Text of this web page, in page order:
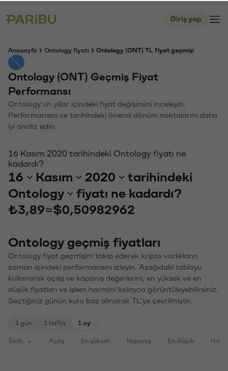
Giriş yap
Anasayfa Ontology fiyatı Ontology (ONT) TL fiyat geçmişi
Ontology (ONT) Geçmiş Fiyat
Performansı
Ontology'un yıllar içindeki fiyat değişimini inceleyin.
Performansını ve tarihindeki önemli dönüm noktalarını daha
iyi analiz edin.
16 Kasım 2020 tarihindeki Ontology fiyatı ne
kadardı?
16 Kasım 2020
tarihindeki
Ontology
fiyatı ne kadardı?
₺3,89≈$0,50982962
Ontology geçmiş fiyatları
Ontology fiyat geçmişini takip ederek kripto varlıkların
zaman içindeki performansını izleyin. Aşağıdaki tabloyu
kullanarak açılış ve kapanış değerlerini, en yüksek ve en
düşük fiyatları ve işlem hacmini kolayca görüntüleyebilirsiniz.
Seçtiğiniz günün kuru baz alınarak TL'ye çevrilmiştir.
1 gün 1 hafta 1 ay
Tarih Açılış En yüksek Kapanış En düşük